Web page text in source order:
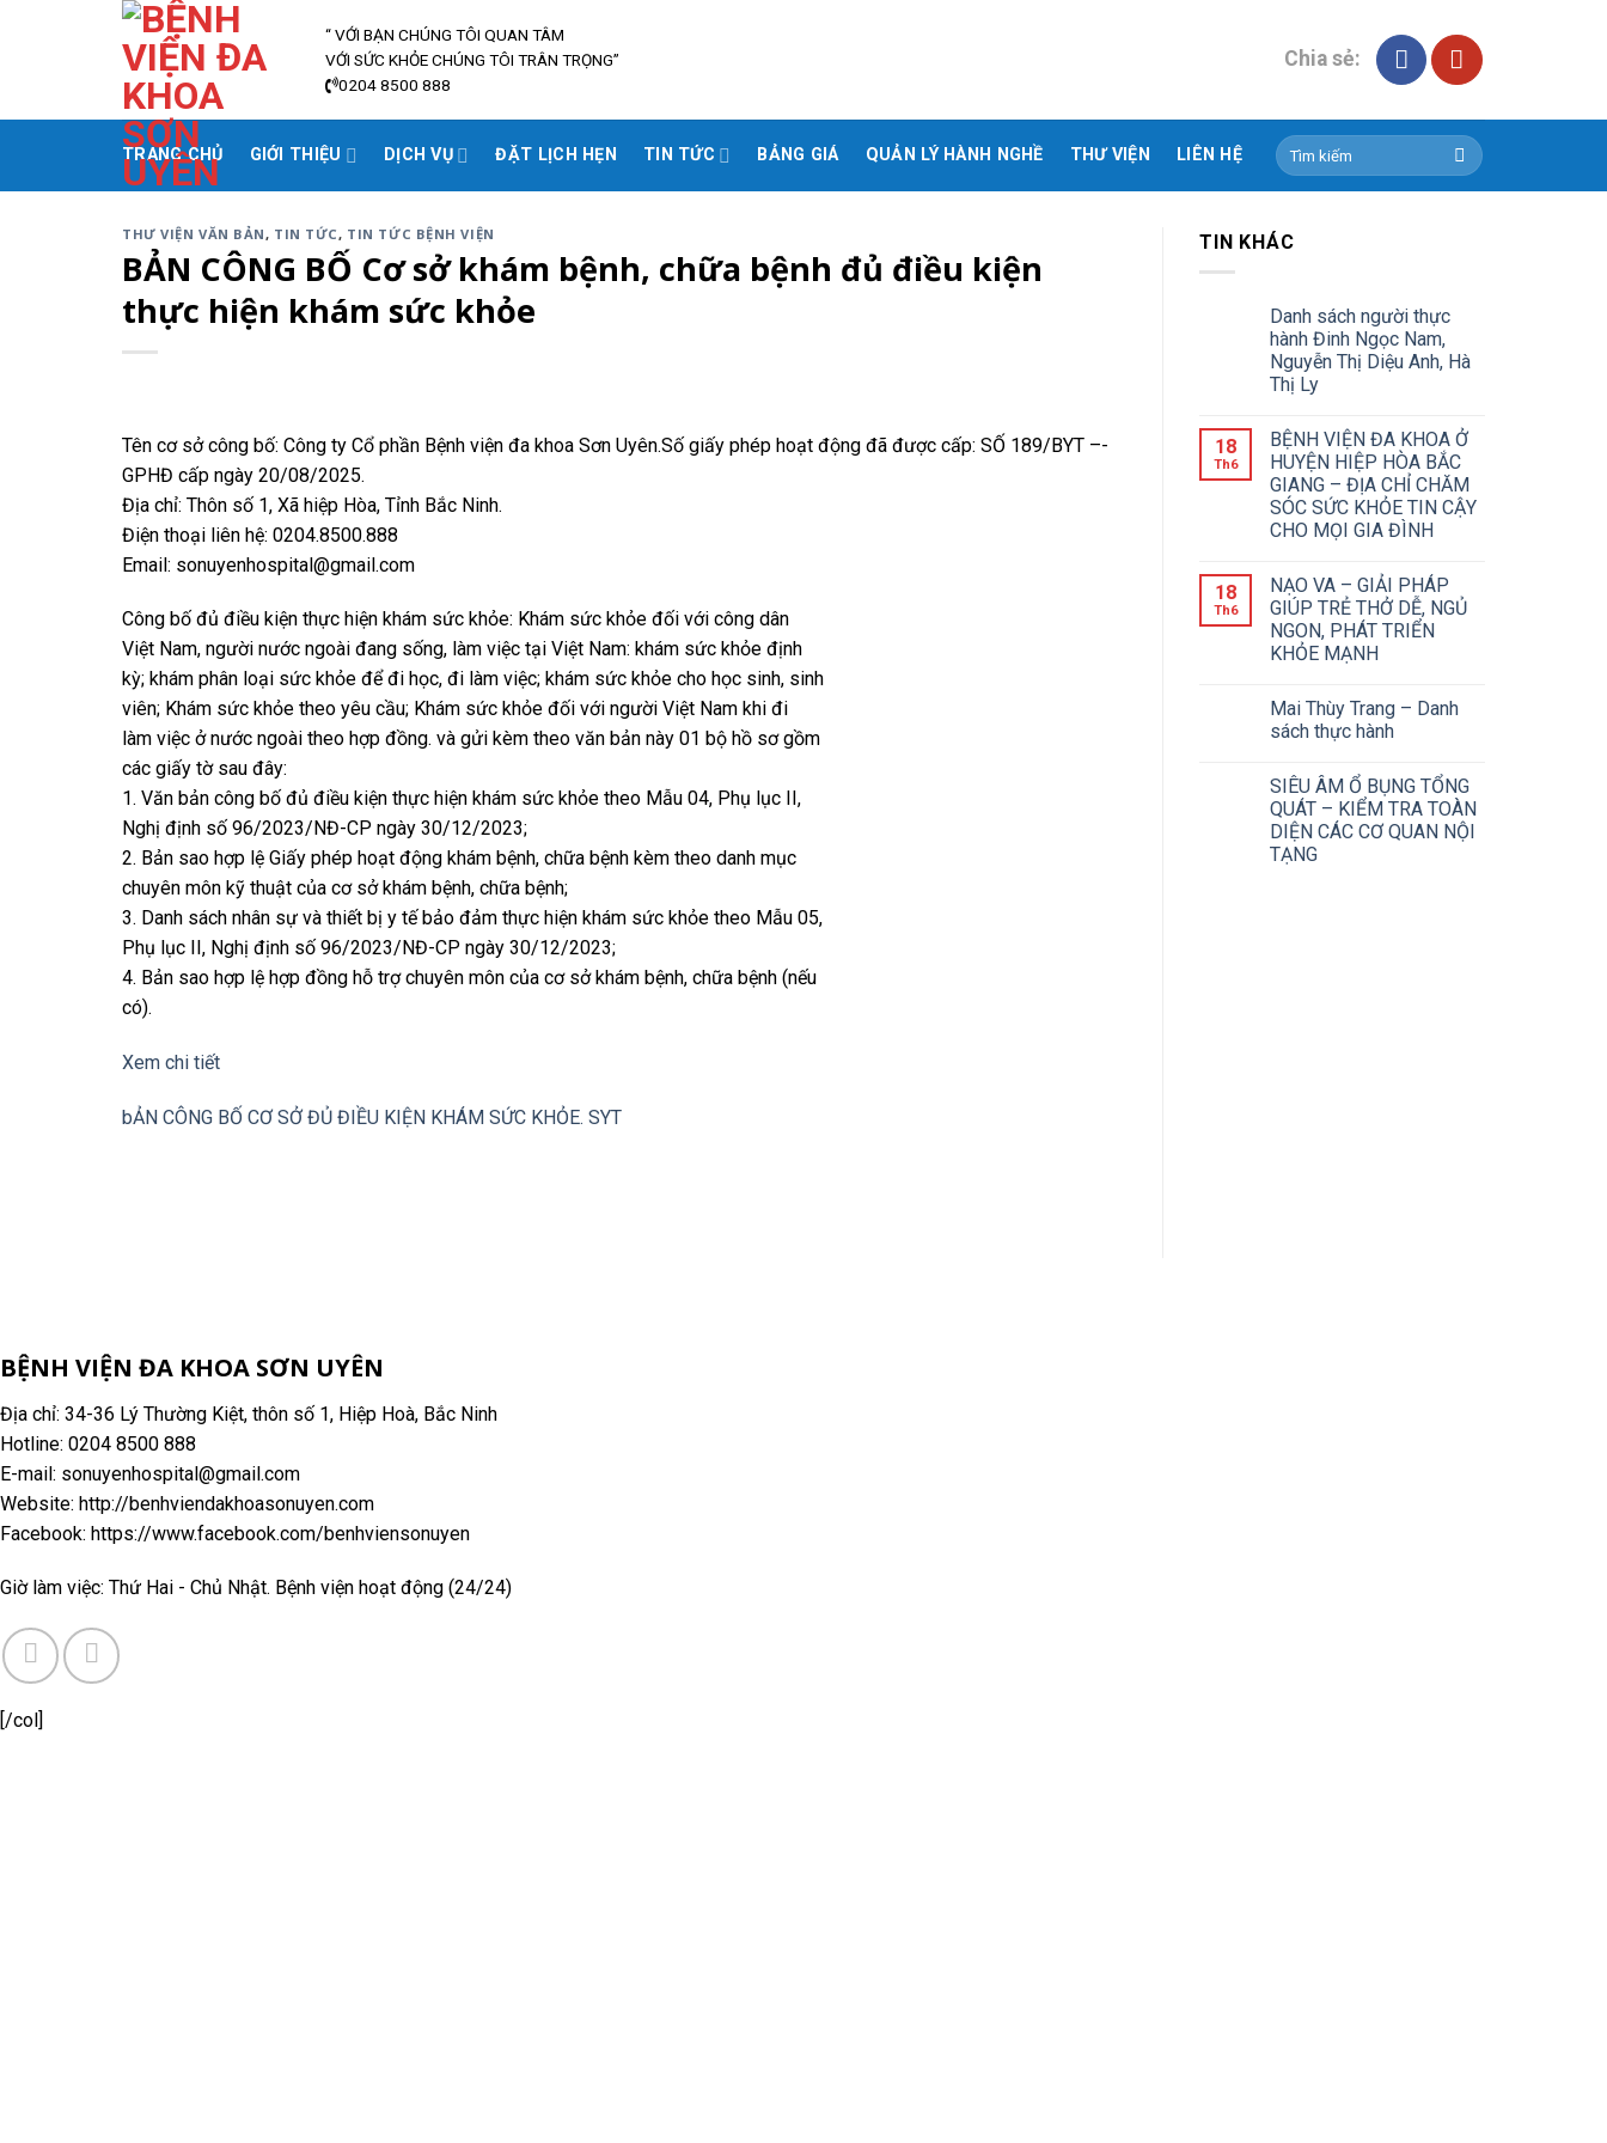
“ VỚI BẠN CHÚNG TÔI QUAN TÂM
VỚI SỨC KHỎE CHÚNG TÔI TRÂN TRỌNG”
0204 8500 888
Chia sẻ:
TRANG CHỦ GIỚI THIỆU DỊCH VỤ ĐẶT LỊCH HẸN TIN TỨC BẢNG GIÁ QUẢN LÝ HÀNH NGHỀ THƯ VIỆN LIÊN HỆ
THƯ VIỆN VĂN BẢN, TIN TỨC, TIN TỨC BỆNH VIỆN
BẢN CÔNG BỐ Cơ sở khám bệnh, chữa bệnh đủ điều kiện
thực hiện khám sức khỏe
Tên cơ sở công bố: Công ty Cổ phần Bệnh viện đa khoa Sơn Uyên.Số giấy phép hoạt động đã được cấp: SỐ 189/BYT –-
GPHĐ cấp ngày 20/08/2025.
Địa chỉ: Thôn số 1, Xã hiệp Hòa, Tỉnh Bắc Ninh.
Điện thoại liên hệ: 0204.8500.888
Email: sonuyenhospital@gmail.com
Công bố đủ điều kiện thực hiện khám sức khỏe: Khám sức khỏe đối với công dân
Việt Nam, người nước ngoài đang sống, làm việc tại Việt Nam: khám sức khỏe định
kỳ; khám phân loại sức khỏe để đi học, đi làm việc; khám sức khỏe cho học sinh, sinh
viên; Khám sức khỏe theo yêu cầu; Khám sức khỏe đối với người Việt Nam khi đi
làm việc ở nước ngoài theo hợp đồng. và gửi kèm theo văn bản này 01 bộ hồ sơ gồm
các giấy tờ sau đây:
1. Văn bản công bố đủ điều kiện thực hiện khám sức khỏe theo Mẫu 04, Phụ lục II,
Nghị định số 96/2023/NĐ-CP ngày 30/12/2023;
2. Bản sao hợp lệ Giấy phép hoạt động khám bệnh, chữa bệnh kèm theo danh mục
chuyên môn kỹ thuật của cơ sở khám bệnh, chữa bệnh;
3. Danh sách nhân sự và thiết bị y tế bảo đảm thực hiện khám sức khỏe theo Mẫu 05,
Phụ lục II, Nghị định số 96/2023/NĐ-CP ngày 30/12/2023;
4. Bản sao hợp lệ hợp đồng hỗ trợ chuyên môn của cơ sở khám bệnh, chữa bệnh (nếu
có).
Xem chi tiết
bẢN CÔNG BỐ CƠ SỞ ĐỦ ĐIỀU KIỆN KHÁM SỨC KHỎE. SYT
TIN KHÁC
Danh sách người thực
hành Đinh Ngọc Nam,
Nguyễn Thị Diệu Anh, Hà
Thị Ly
18
Th6
BỆNH VIỆN ĐA KHOA Ở
HUYỆN HIỆP HÒA BẮC
GIANG – ĐỊA CHỈ CHĂM
SÓC SỨC KHỎE TIN CẬY
CHO MỌI GIA ĐÌNH
18
Th6
NẠO VA – GIẢI PHÁP
GIÚP TRẺ THỞ DỄ, NGỦ
NGON, PHÁT TRIỂN
KHỎE MẠNH
Mai Thùy Trang – Danh
sách thực hành
SIÊU ÂM Ổ BỤNG TỔNG
QUÁT – KIỂM TRA TOÀN
DIỆN CÁC CƠ QUAN NỘI
TẠNG
BỆNH VIỆN ĐA KHOA SƠN UYÊN
Địa chỉ: 34-36 Lý Thường Kiệt, thôn số 1, Hiệp Hoà, Bắc Ninh
Hotline: 0204 8500 888
E-mail: sonuyenhospital@gmail.com
Website: http://benhviendakhoasonuyen.com
Facebook: https://www.facebook.com/benhviensonuyen
Giờ làm việc: Thứ Hai - Chủ Nhật. Bệnh viện hoạt động (24/24)
[/col]